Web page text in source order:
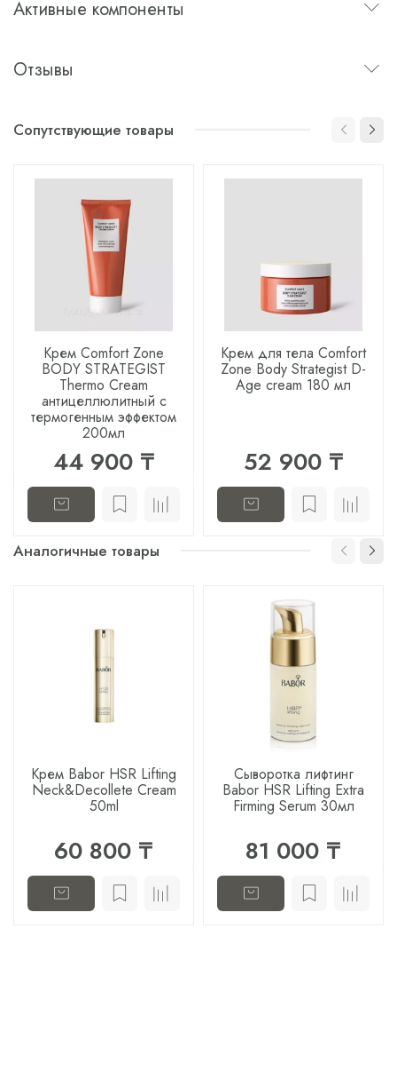
Активные компоненты
Отзывы
Сопутствующие товары
Крем Comfort Zone
BODY STRATEGIST
Thermo Cream
антицеллюлитный с
термогенным эффектом
200мл
44 900 ₸
Крем для тела Comfort
Zone Body Strategist D-
Age cream 180 мл
52 900 ₸
Аналогичные товары
Крем Babor HSR Lifting
Neck&Decollete Cream
50ml
60 800 ₸
Сыворотка лифтинг
Babor HSR Lifting Extra
Firming Serum 30мл
81 000 ₸